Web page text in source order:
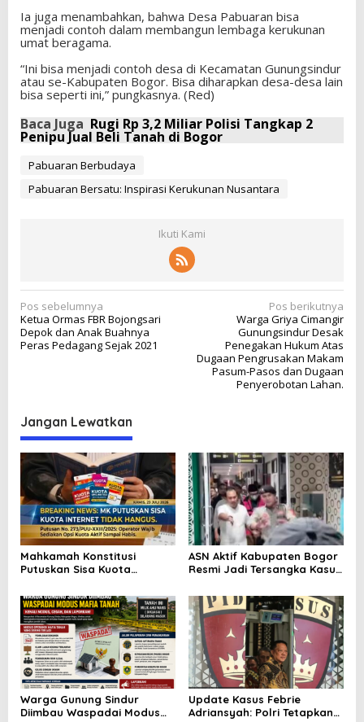
Ia juga menambahkan, bahwa Desa Pabuaran bisa
menjadi contoh dalam membangun lembaga kerukunan
umat beragama.
“Ini bisa menjadi contoh desa di Kecamatan Gunungsindur
atau se-Kabupaten Bogor. Bisa diharapkan desa-desa lain
bisa seperti ini,” pungkasnya. (Red)
Baca Juga Rugi Rp 3,2 Miliar Polisi Tangkap 2
Penipu Jual Beli Tanah di Bogor
Pabuaran Berbudaya
Pabuaran Bersatu: Inspirasi Kerukunan Nusantara
Ikuti Kami
N
a
v
a
s
i
p
o
s
Pos sebelumnya
Ketua Ormas FBR Bojongsari
Depok dan Anak Buahnya
Peras Pedagang Sejak 2021
Pos berikutnya
Warga Griya Cimangir
Gunungsindur Desak
Penegakan Hukum Atas
Dugaan Pengrusakan Makam
Pasum-Pasos dan Dugaan
Penyerobotan Lahan.
Jangan Lewatkan
Mahkamah Konstitusi
Putuskan Sisa Kuota
Kemenangan Besar Hak
Konsumen Indonesia
ASN Aktif Kabupaten Bogor
Resmi Jadi Tersangka Kasus
Dugaan Permainan Tender
Kembali Jadi Sorotan
Warga Gunung Sindur
Diimbau Waspadai Modus
Update Kasus Febrie
Adriansyah: Polri Tetapkan